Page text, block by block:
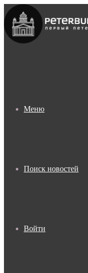
Меню
Поиск новостей
Войти